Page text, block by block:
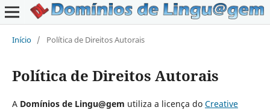
Início / Política de Direitos Autorais
Política de Direitos Autorais
A Domínios de Lingu@gem utiliza a licença do Creative